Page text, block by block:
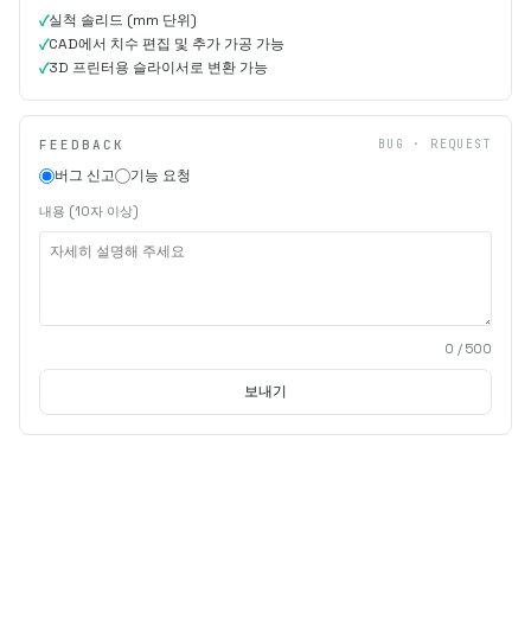
실척 솔리드 (mm 단위)
CAD에서 치수 편집 및 추가 가공 가능
3D 프린터용 슬라이서로 변환 가능
FEEDBACK BUG · REQUEST
버그 신고 기능 요청
내용 (10자 이상)
0 / 500
보내기